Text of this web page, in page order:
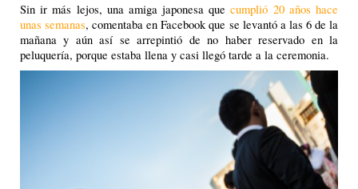
Sin ir más lejos, una amiga japonesa quecumplió 20 años hace
unas semanas, comentaba en Facebook que se levantó a las 6 de la
mañana y aún así se arrepintió de no haber reservado en la
peluquería, porque estaba llena y casi llegó tarde a la ceremonia.